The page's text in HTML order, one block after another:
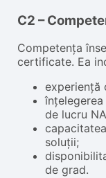
C2 –
Competența
certificate. Ea
experiență
de lucru
soluții;
de grad.